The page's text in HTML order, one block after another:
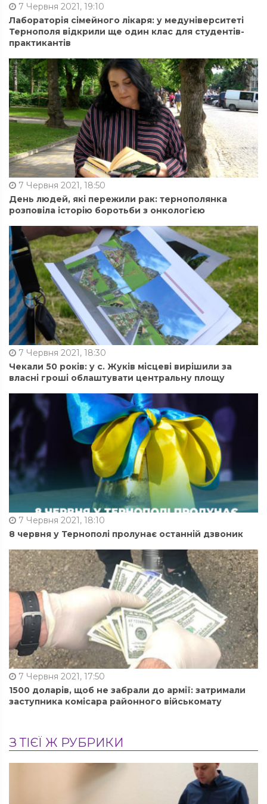
7 Червня 2021, 19:10
Лабораторія сімейного лікаря: у медуніверситеті
Тернополя відкрили ще один клас для студентів-
практикантів
7 Червня 2021, 18:50
День людей, які пережили рак: тернополянка
розповіла історію боротьби з онкологією
7 Червня 2021, 18:30
Чекали 50 років: у с. Жуків місцеві вирішили за
власні гроші облаштувати центральну площу
7 Червня 2021, 18:10
8 червня у Тернополі пролунає останній дзвоник
7 Червня 2021, 17:50
1500 доларів, щоб не забрали до армії: затримали
заступника комісара районного військомату
З ТІЄЇ Ж РУБРИКИ